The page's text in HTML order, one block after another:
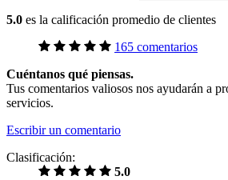
5.0 es la calificación promedio de clientes
165 comentarios
Cuéntanos qué piensas.
Tus comentarios valiosos nos ayudarán a
servicios.
Escribir un comentario
Clasificación:
5.0